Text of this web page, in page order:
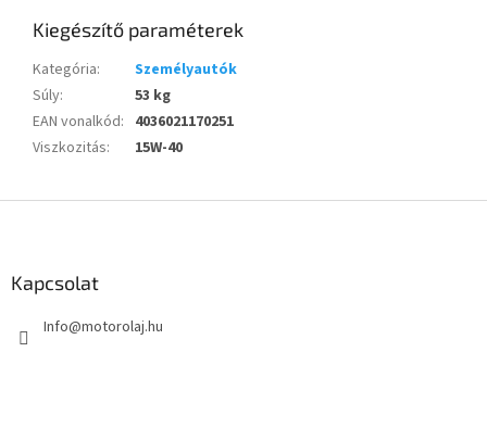
Kiegészítő paraméterek
Kategória:
Személyautók
Súly:
53 kg
EAN vonalkód: 4036021170251
Viszkozitás: 15W-40
Kapcsolat
Info@motorolaj.hu